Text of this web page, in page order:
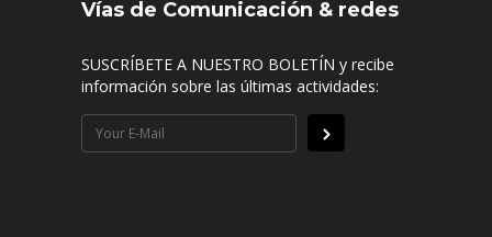
Vías de Comunicación & redes
SUSCRÍBETE A NUESTRO BOLETÍN y recibe
información sobre las últimas actividades: